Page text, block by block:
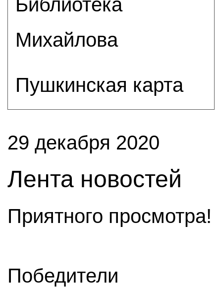
Михайлова
Пушкинская карта
29 декабря 2020
Лента новостей
Приятного просмотра!
Победители